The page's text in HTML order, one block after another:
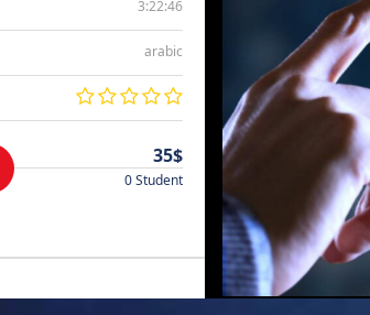
3:22:46
arabic
35$
0 Student